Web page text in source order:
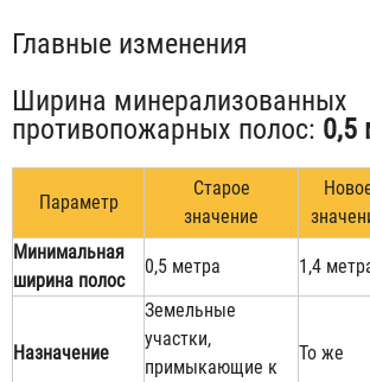
Главные изменения
Ширина минерализованных
противопожарных полос:
Параметр
Старое
значение
Минимальная
ширина полос
0,5 метра 1,4
Назначение
Земельные
участки,
примыкающие к
То же